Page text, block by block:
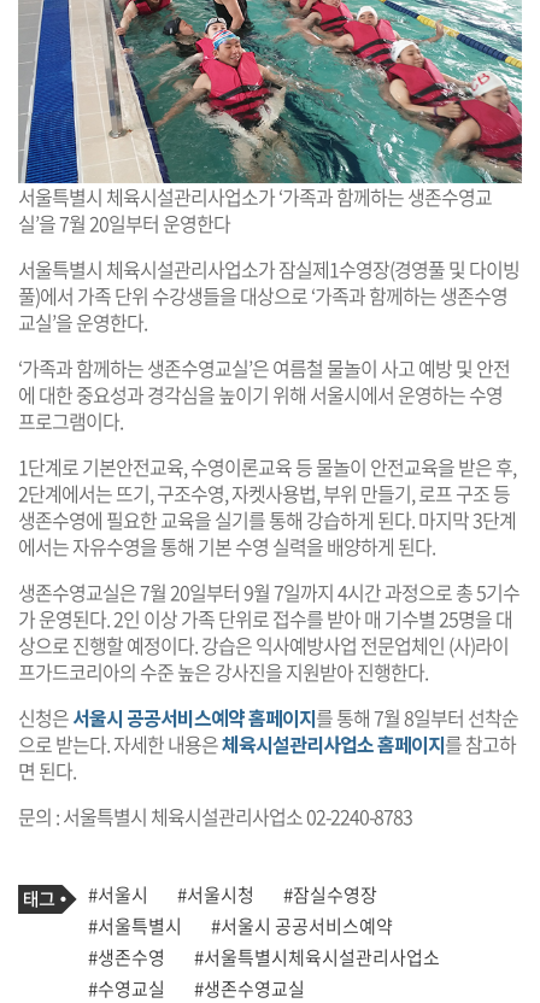
서울특별시 체육시설관리사업소가 ‘가족과 함께하는 생존수영교
실’을 7월 20일부터 운영한다
서울특별시 체육시설관리사업소가 잠실제1수영장(경영풀 및 다이빙
풀)에서 가족 단위 수강생들을 대상으로 ‘가족과 함께하는 생존수영
교실’을 운영한다.
‘가족과 함께하는 생존수영교실’은 여름철 물놀이 사고 예방 및 안전
에 대한 중요성과 경각심을 높이기 위해 서울시에서 운영하는 수영
프로그램이다.
1단계로 기본안전교육, 수영이론교육 등 물놀이 안전교육을 받은 후,
2단계에서는 뜨기, 구조수영, 자켓사용법, 부위 만들기, 로프 구조 등
생존수영에 필요한 교육을 실기를 통해 강습하게 된다. 마지막 3단계
에서는 자유수영을 통해 기본 수영 실력을 배양하게 된다.
생존수영교실은 7월 20일부터 9월 7일까지 4시간 과정으로 총 5기수
가 운영된다. 2인 이상 가족 단위로 접수를 받아 매 기수별 25명을 대
상으로 진행할 예정이다. 강습은 익사예방사업 전문업체인 (사)라이
프가드코리아의 수준 높은 강사진을 지원받아 진행한다.
신청은서울시 공공서비스예약 홈페이지를 통해 7월 8일부터 선착순
으로 받는다. 자세한 내용은체육시설관리사업소 홈페이지를 참고하
면 된다.
문의 : 서울특별시 체육시설관리사업소 02-2240-8783
기
사
관
련
태
그
태
그
#서울시 #서울시청
#잠실수영장
#서울특별시
#서울시 공공서비스예약
#생존수영
#서울특별시체육시설관리사업소
#수영교실
#생존수영교실